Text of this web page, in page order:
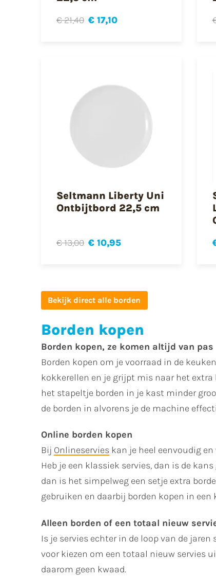
€ 21,40 € 17,10
Seltmann Liberty Uni
Ontbijtbord 22,5 cm
€ 13,00 € 10,95
Bekijk direct alle borden
Borden kopen
Borden kopen, ze komen altijd van pas
Borden kopen om je voorraad in de
kokkerellen en je grijpt mis naar het
het stapeltje borden in je kast minder
de borden in alvorens je de machine
Online borden kopen
Bij Onlineservies kan je heel eenvoudig
Heb je een klassiek servies, dan is de
dan is het simpelweg een setje extra
gebruiken en daarbij borden kopen in
Alleen borden of een totaal nieuw
Is je servies echter in de loop van de
voor kiezen om een totaal nieuw servies
daarom geen kwaad.